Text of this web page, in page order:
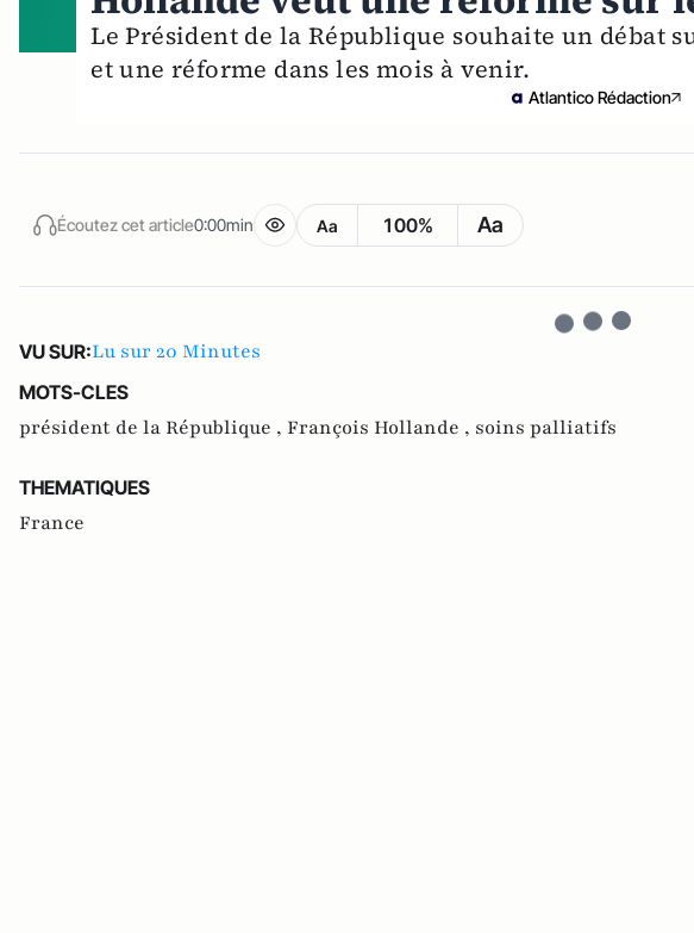
Le Président de la République souhaite un débat
et une réforme dans les mois à venir.
Atlantico Rédaction
Écoutez cet article0:00min Aa 100% Aa
VU SUR:Lu sur 20 Minutes
MOTS-CLES
président de la République , François Hollande , soins palliatifs
THEMATIQUES
France